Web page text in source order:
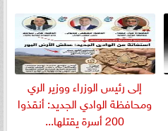
إلى رئيس الوزراء ووزير الري
ومحافظة الوادي الجديد: أنقذوا
200 أسرة يقتلها...